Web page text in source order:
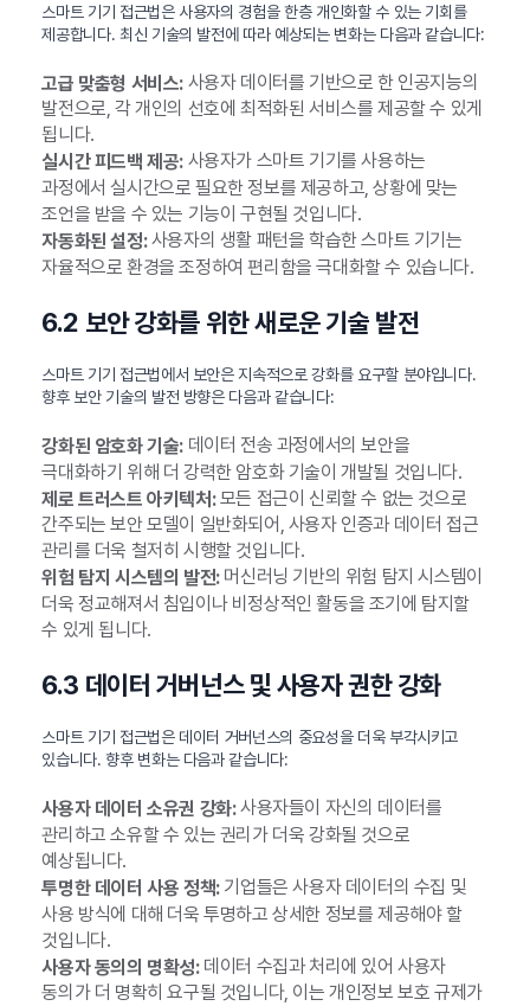
스마트 기기 접근법은 사용자의 경험을 한층 개인화할 수 있는 기회를
제공합니다. 최신 기술의 발전에 따라 예상되는 변화는 다음과 같습니다:
고급 맞춤형 서비스:사용자 데이터를 기반으로 한 인공지능의
발전으로, 각 개인의 선호에 최적화된 서비스를 제공할 수 있게
됩니다.
실시간 피드백 제공:사용자가 스마트 기기를 사용하는
과정에서 실시간으로 필요한 정보를 제공하고, 상황에 맞는
조언을 받을 수 있는 기능이 구현될 것입니다.
자동화된 설정:사용자의 생활 패턴을 학습한 스마트 기기는
자율적으로 환경을 조정하여 편리함을 극대화할 수 있습니다.
6.2 보안 강화를 위한 새로운 기술 발전
스마트 기기 접근법에서 보안은 지속적으로 강화를 요구할 분야입니다.
향후 보안 기술의 발전 방향은 다음과 같습니다:
강화된 암호화 기술:데이터 전송 과정에서의 보안을
극대화하기 위해 더 강력한 암호화 기술이 개발될 것입니다.
제로 트러스트 아키텍처:모든 접근이 신뢰할 수 없는 것으로
간주되는 보안 모델이 일반화되어, 사용자 인증과 데이터 접근
관리를 더욱 철저히 시행할 것입니다.
위험 탐지 시스템의 발전:머신러닝 기반의 위험 탐지 시스템이
더욱 정교해져서 침입이나 비정상적인 활동을 조기에 탐지할
수 있게 됩니다.
6.3 데이터 거버넌스 및 사용자 권한 강화
스마트 기기 접근법은 데이터 거버넌스의 중요성을 더욱 부각시키고
있습니다. 향후 변화는 다음과 같습니다:
사용자 데이터 소유권 강화:사용자들이 자신의 데이터를
관리하고 소유할 수 있는 권리가 더욱 강화될 것으로
예상됩니다.
투명한 데이터 사용 정책:기업들은 사용자 데이터의 수집 및
사용 방식에 대해 더욱 투명하고 상세한 정보를 제공해야 할
것입니다.
사용자 동의의 명확성:데이터 수집과 처리에 있어 사용자
동의가 더 명확히 요구될 것입니다, 이는 개인정보 보호 규제가